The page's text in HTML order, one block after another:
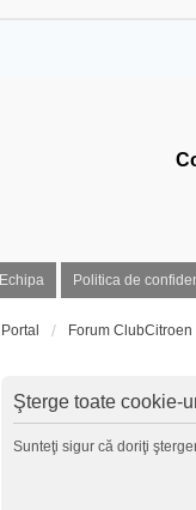
Echipa Politica de
Portal Forum ClubCitroen
Şterge toate cookie-
Sunteţi sigur că doriţi